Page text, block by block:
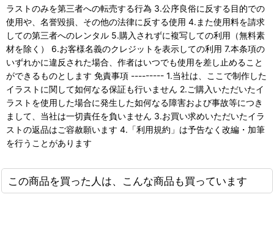
ラストのみを第三者への転売する行為 3.公序良俗に反する目的での
使用や、名誉毀損、その他の法律に反する使用 4.また使用料を請求
しての第三者へのレンタル 5.購入されずに複写しての利用（無料素
材を除く） 6.お客様名義のクレジットを表示しての利用 7.本条項の
いずれかに違反された場合、作者はいつでも使用を差し止めること
ができるものとします 免責事項 --------- 1.当社は、ここで制作した
イラストに関して如何なる保証も行いません 2.ご購入いただいたイ
ラストを使用した場合に発生した如何なる障害および事故等につき
まして、当社は一切責任を負いません 3.お買い求めいただいたイラ
ストの返品はご容赦願います 4.「利用規約」は予告なく改編・加筆
を行うことがあります
この商品を買った人は、こんな商品も買っています